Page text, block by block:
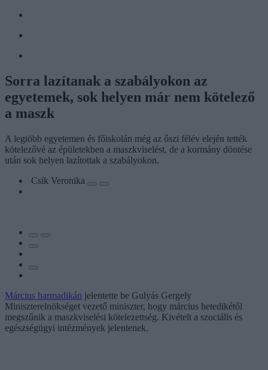
Sorra lazítanak a szabályokon az
egyetemek, sok helyen már nem kötelező
a maszk
A legtöbb egyetemen és főiskolán még az őszi félév elején tették
kötelezővé az épületekben a maszkviselést, de a kormány döntése
után sok helyen lazítottak a szabályokon.
Csik Veronika
Március harmadikán jelentette be Gulyás Gergely
Miniszterelnökséget vezető miniszter, hogy március hetedikétől
megszűnik a maszkviselési kötelezettség. Kivételt a szociális és
egészségügyi intézmények jelentenek.